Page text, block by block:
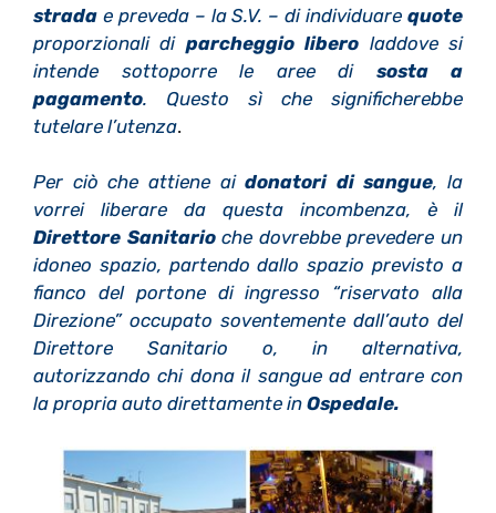
strada e preveda – la S.V. – di individuare quote
proporzionali di parcheggio libero laddove si
intende sottoporre le aree di sosta a
pagamento. Questo sì che significherebbe
tutelare l’utenza.
Per ciò che attiene aidonatori di sangue, la
vorrei liberare da questa incombenza, è il
Direttore Sanitarioche dovrebbe prevedere un
idoneo spazio, partendo dallo spazio previsto a
fianco del portone di ingresso “riservato alla
Direzione” occupato soventemente dall’auto del
Direttore Sanitario o, in alternativa,
autorizzando chi dona il sangue ad entrare con
la propria auto direttamente in Ospedale.